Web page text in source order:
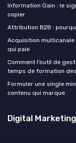
Information Gain : le
copier
Attribution B2B :
Acquisition multicanale
qui paie
Comment l’outil de
temps de formation
Formuler une single
contenu qui marque
Digital Marketing